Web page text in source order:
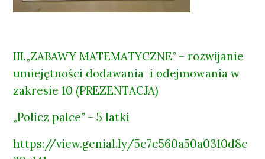
III.„ZABAWY MATEMATYCZNE” – rozwijanie
umiejętności dodawania i odejmowania w
zakresie 10 (PREZENTACJA)
„Policz palce” – 5 latki
https://view.genial.ly/5e7e560a50a0310d8c